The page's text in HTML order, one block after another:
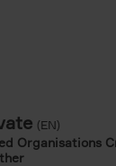
(EN)
Organisations